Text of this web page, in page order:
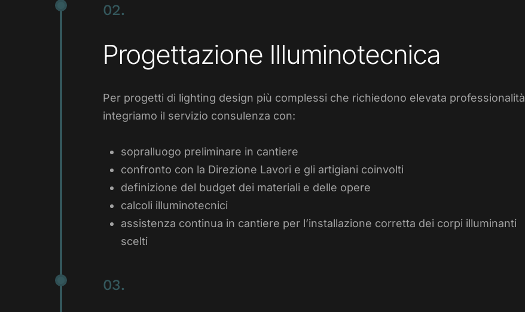
02.
Progettazione Illuminotecnica
Per progetti di lighting design più complessi che richiedono elevata professionalità
integriamo il servizio consulenza con:
sopralluogo preliminare in cantiere
confronto con la Direzione Lavori e gli artigiani coinvolti
definizione del budget dei materiali e delle opere
calcoli illuminotecnici
assistenza continua in cantiere per l’installazione corretta dei corpi illuminanti
scelti
03.